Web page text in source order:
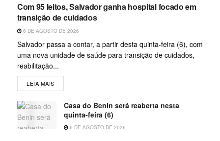
Com 95 leitos, Salvador ganha hospital focado em
transição de cuidados
6 DE AGOSTO DE 2026
Salvador passa a contar, a partir desta quinta-feira (6), com
uma nova unidade de saúde para transição de cuidados,
reabilitação...
LEIA MAIS
Casa do Benin será reaberta nesta
quinta-feira (6)
6 DE AGOSTO DE 2026